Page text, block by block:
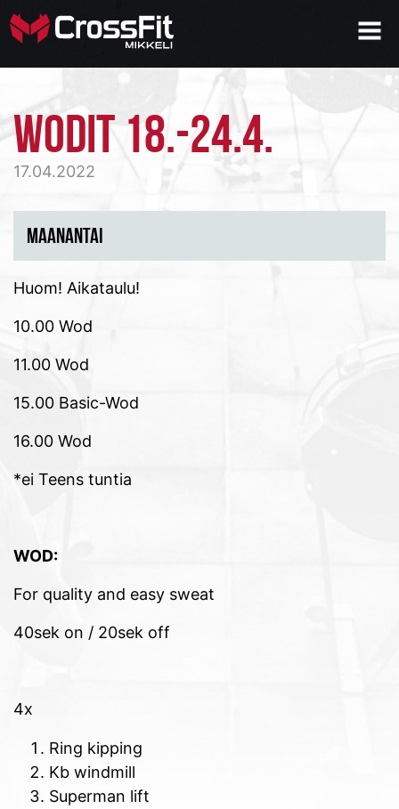
WODIT 18.-24.4.
17.04.2022
MAANANTAI
Huom! Aikataulu!
10.00 Wod
11.00 Wod
15.00 Basic-Wod
16.00 Wod
*ei Teens tuntia
WOD:
For quality and easy sweat
40sek on / 20sek off
4x
Ring kipping
Kb windmill
Superman lift